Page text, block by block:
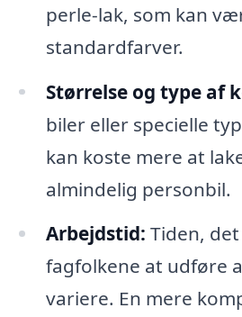
perle-lak, som kan
standardfarver.
Størrelse og type af
biler eller specielle
kan koste mere at
almindelig personbil.
Arbejdstid: Tiden,
fagfolkene at udføre
variere. En mere